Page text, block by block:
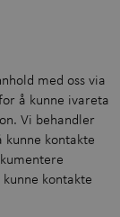
med oss via
å kunne ivareta
Vi behandler
kunne kontakte
kontakte